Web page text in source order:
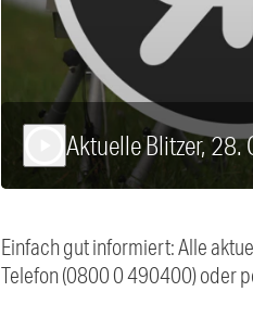
Aktuelle Blitzer, 28.
Einfach gut informiert: Alle
Telefon (0800 0 490400) oder